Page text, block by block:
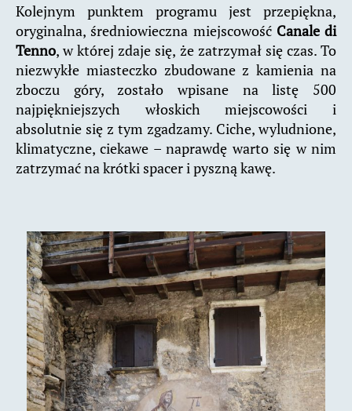
Kolejnym punktem programu jest przepiękna,
oryginalna, średniowieczna miejscowość Canale di
Tenno, w której zdaje się, że zatrzymał się czas. To
niezwykłe miasteczko zbudowane z kamienia na
zboczu góry, zostało wpisane na listę 500
najpiękniejszych włoskich miejscowości i
absolutnie się z tym zgadzamy. Ciche, wyludnione,
klimatyczne, ciekawe – naprawdę warto się w nim
zatrzymać na krótki spacer i pyszną kawę.